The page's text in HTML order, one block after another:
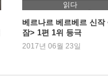
읽다
베르나르 베르베르 신작
잠> 1편 1위 등극
2017년 06월 23일